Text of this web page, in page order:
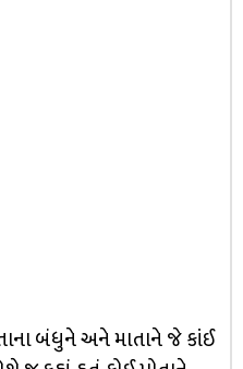
બંધુને અને માતાને જે કાંઈ